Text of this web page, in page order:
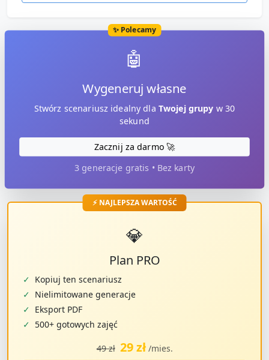
✨ Polecamy
🤖
Wygeneruj własne
Stwórz scenariusz idealny dla Twojej grupy w 30
sekund
Zacznij za darmo 🚀
3 generacje gratis • Bez karty
⚡ NAJLEPSZA WARTOŚĆ
💎
Plan PRO
✓ Kopiuj ten scenariusz
✓ Nielimitowane generacje
✓ Eksport PDF
✓ 500+ gotowych zajęć
49 zł 29 zł /mies.